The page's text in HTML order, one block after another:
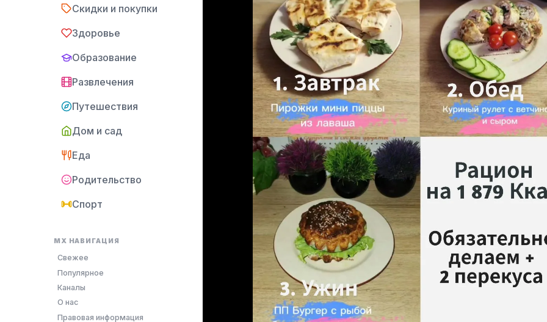
Скидки и покупки
Здоровье
Образование
Развлечения
Путешествия
Дом и сад
Еда
Родительство
Спорт
MX НАВИГАЦИЯ
Свежее
Популярное
Каналы
О нас
Правовая информация